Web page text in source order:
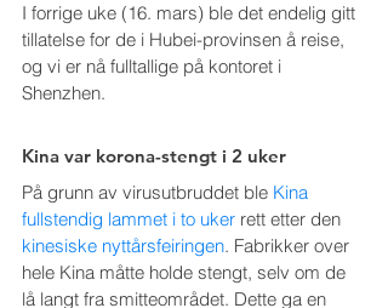
I forrige uke (16. mars) ble det endelig gitt
tillatelse for de i Hubei-provinsen å reise,
og vi er nå fulltallige på kontoret i
Shenzhen.
Kina var korona-stengt i 2 uker
På grunn av virusutbruddet ble Kina
fullstendig lammet i to uker rett etter den
kinesiske nyttårsfeiringen. Fabrikker over
hele Kina måtte holde stengt, selv om de
lå langt fra smitteområdet. Dette ga en